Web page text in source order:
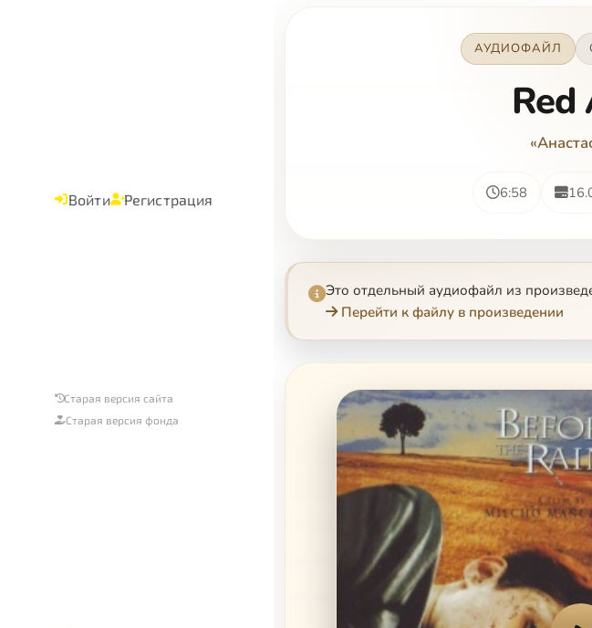
Войти Регистрация
Старая версия сайта
Старая версия фонда
АУДИОФАЙЛ
6:58
Это отдельный аудиофайл из
Перейти к файлу в произведении